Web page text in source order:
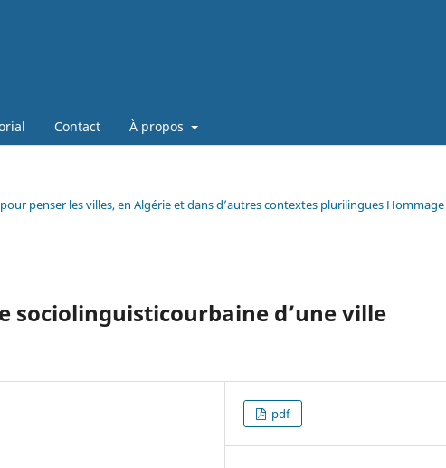
Contact À propos
penser les villes, en Algérie et dans d’autres contextes plurilingues
sociolinguisticourbaine d’une ville
pdf